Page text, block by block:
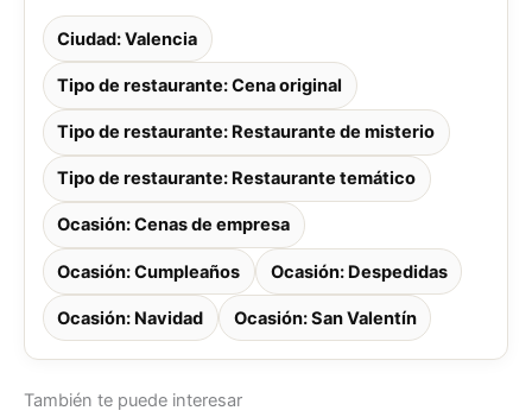
Ciudad: Valencia
Tipo de restaurante: Cena original
Tipo de restaurante: Restaurante de misterio
Tipo de restaurante: Restaurante temático
Ocasión: Cenas de empresa
Ocasión: Cumpleaños Ocasión: Despedidas
Ocasión: Navidad Ocasión: San Valentín
También te puede interesar